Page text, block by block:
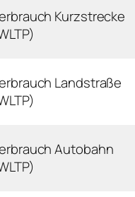
Kurzstrecke
Landstraße
Autobahn